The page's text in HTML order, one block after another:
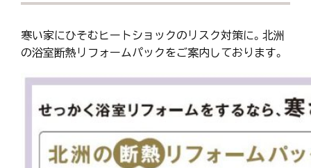
寒い家にひそむヒートショックのリスク対策に。北洲
の浴室断熱リフォームパックをご案内しております。